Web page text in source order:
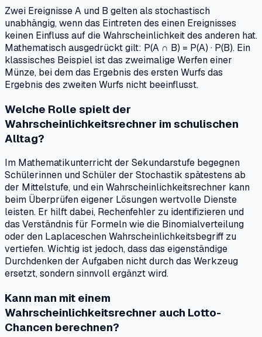
Zwei Ereignisse A und B gelten als stochastisch
unabhängig, wenn das Eintreten des einen Ereignisses
keinen Einfluss auf die Wahrscheinlichkeit des anderen hat.
Mathematisch ausgedrückt gilt: P(A ∩ B) = P(A) · P(B). Ein
klassisches Beispiel ist das zweimalige Werfen einer
Münze, bei dem das Ergebnis des ersten Wurfs das
Ergebnis des zweiten Wurfs nicht beeinflusst.
Welche Rolle spielt der
Wahrscheinlichkeitsrechner im schulischen
Alltag?
Im Mathematikunterricht der Sekundarstufe begegnen
Schülerinnen und Schüler der Stochastik spätestens ab
der Mittelstufe, und ein Wahrscheinlichkeitsrechner kann
beim Überprüfen eigener Lösungen wertvolle Dienste
leisten. Er hilft dabei, Rechenfehler zu identifizieren und
das Verständnis für Formeln wie die Binomialverteilung
oder den Laplaceschen Wahrscheinlichkeitsbegriff zu
vertiefen. Wichtig ist jedoch, dass das eigenständige
Durchdenken der Aufgaben nicht durch das Werkzeug
ersetzt, sondern sinnvoll ergänzt wird.
Kann man mit einem
Wahrscheinlichkeitsrechner auch Lotto-
Chancen berechnen?